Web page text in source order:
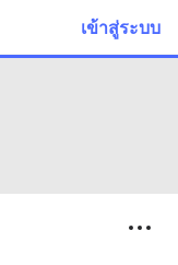
เข้าสู่ระบบ